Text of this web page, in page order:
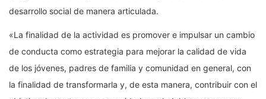
desarrollo social de manera articulada.
«La finalidad de la actividad es promover e impulsar un cambio
de conducta como estrategia para mejorar la calidad de vida
de los jóvenes, padres de familia y comunidad en general, con
la finalidad de transformarla y, de esta manera, contribuir con el